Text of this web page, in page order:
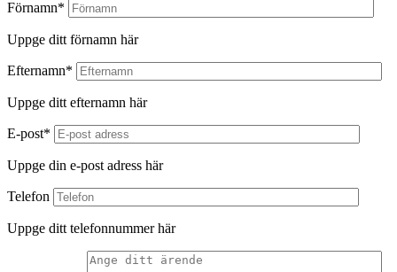
Förnamn*
Uppge ditt förnamn här
Efternamn*
Uppge ditt efternamn här
E-post*
Uppge din e-post adress här
Telefon
Uppge ditt telefonnummer här